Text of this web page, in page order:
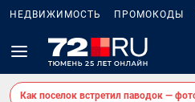
НЕДВИЖИМОСТЬ ПРОМОКОДЫ
Как поселок встретил паводок —